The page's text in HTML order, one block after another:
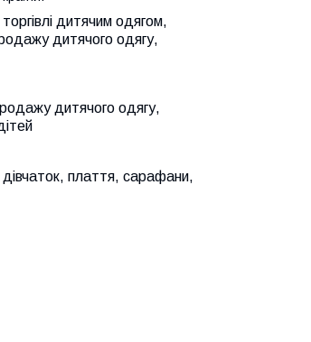
торгівлі дитячим одягом,
дитячого одягу,
дитячого одягу,
плаття, сарафани,